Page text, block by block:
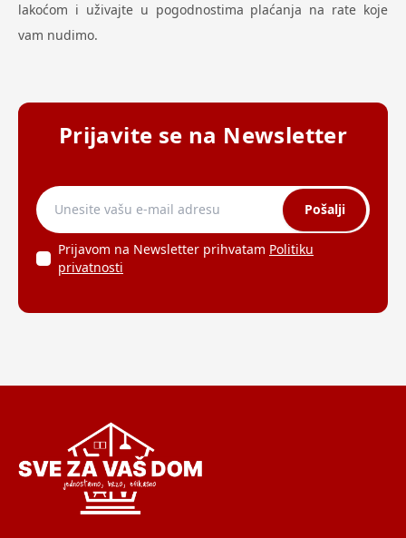
lakoćom i uživajte u pogodnostima plaćanja na rate koje
vam nudimo.
Prijavite se na Newsletter
Pošalji
Prijavom na Newsletter prihvatam Politiku
privatnosti